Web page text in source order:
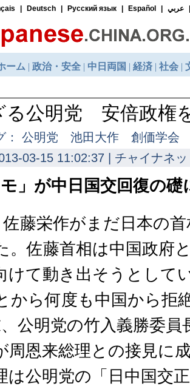
る公明党 安倍政権
： 公明党 池田大作 創価学
03-15 11:02:37 | チャイナネ
モ」が中日国交回復の礎
佐藤栄作がまだ日本の
。佐藤首相は中国政府
けて動き出そうとして
から何度も中国から拒
公明党の竹入義勝委員
周恩来総理との接見に
は公明党の「日中国交